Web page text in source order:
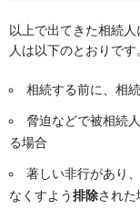
以上で出てきた相続
人は以下のとおりです
相続する前に、相
脅迫などで被相続
る場合
著しい非行があり
なくすよう排除された